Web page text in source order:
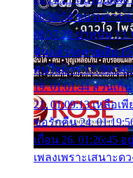
00:30:54 ขบวนการเ
00:37:20 ปาหนัน 13.
ฉันแล้วจงตายเสีย
คนใจมาร 17.
19. 01:01:44 ส่วนเ
21. 01:09:13 เหลือเพี
ขอรักคืน 24.
เถื่อน 26. 01:26:45 อ
เพลงเพราะเสนาะด